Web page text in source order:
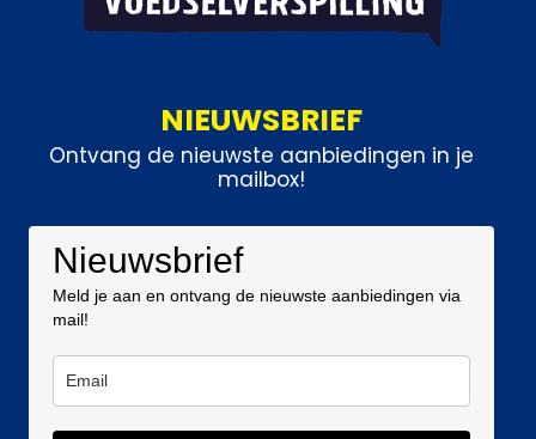
NIEUWSBRIEF
Ontvang de nieuwste aanbiedingen in je
mailbox!
Nieuwsbrief
Meld je aan en ontvang de nieuwste aanbiedingen via
mail!